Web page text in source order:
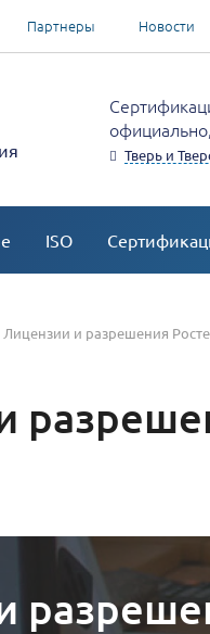
Партнеры Новости
Тверь и
ISO
Лицензии и разрешения